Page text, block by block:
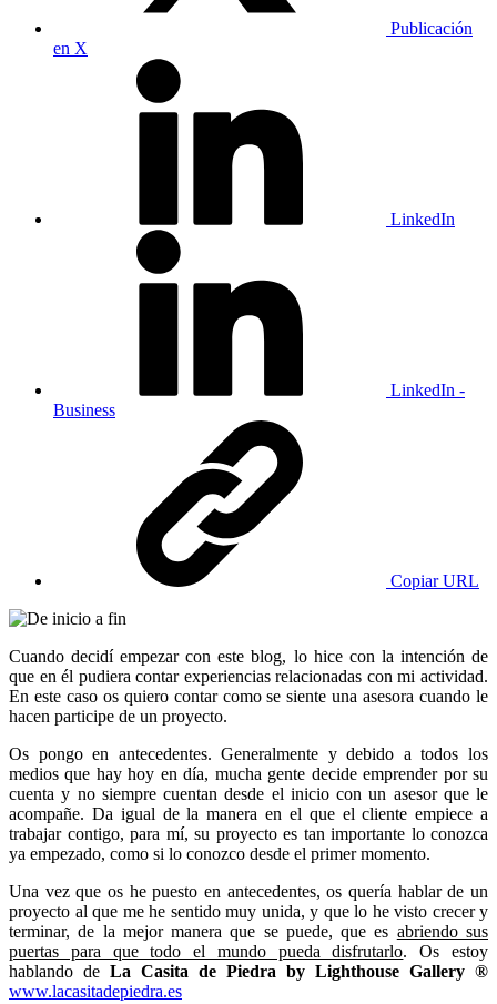
Publicación
en X
LinkedIn
LinkedIn -
Business
Copiar URL
Cuando decidí empezar con este blog, lo hice con la intención de
que en él pudiera contar experiencias relacionadas con mi actividad.
En este caso os quiero contar como se siente una asesora cuando le
hacen participe de un proyecto.
Os pongo en antecedentes. Generalmente y debido a todos los
medios que hay hoy en día, mucha gente decide emprender por su
cuenta y no siempre cuentan desde el inicio con un asesor que le
acompañe. Da igual de la manera en el que el cliente empiece a
trabajar contigo, para mí, su proyecto es tan importante lo conozca
ya empezado, como si lo conozco desde el primer momento.
Una vez que os he puesto en antecedentes, os quería hablar de un
proyecto al que me he sentido muy unida, y que lo he visto crecer y
terminar, de la mejor manera que se puede, que es abriendo sus
puertas para que todo el mundo pueda disfrutarlo. Os estoy
hablando de La Casita de Piedra by Lighthouse Gallery ®
www.lacasitadepiedra.es